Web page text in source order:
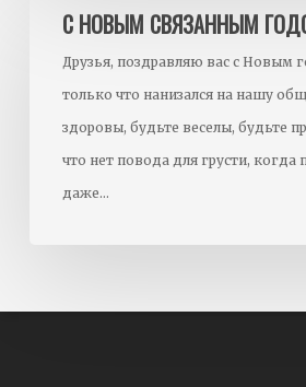
С НОВЫМ СВЯЗАННЫМ
Друзья, поздравляю вас с Новым
только что нанизался на нашу
здоровы, будьте веселы, будьте
что нет повода для грусти,
даже…